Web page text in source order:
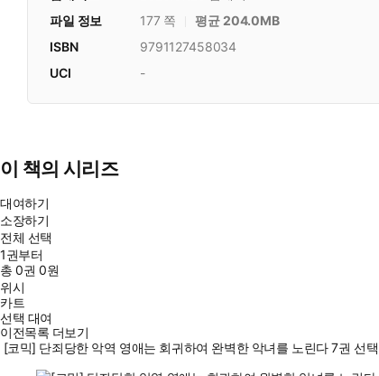
파일 정보 177 쪽
평균 204.0MB
ISBN
9791127458034
UCI
-
이 책의 시리즈
대여하기
소장하기
전체 선택
1권부터
총0권 0원
위시
카트
선택 대여
이전목록 더보기
[코믹] 단죄당한 악역 영애는 회귀하여 완벽한 악녀를 노린다 7권 선택